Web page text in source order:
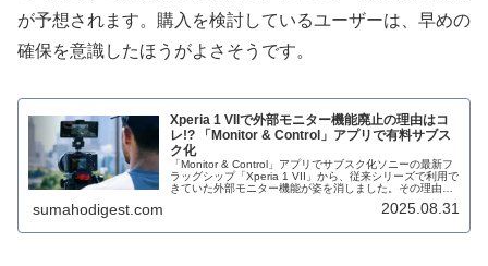
が予想されます。購入を検討しているユーザーは、早めの
確保を意識したほうがよさそうです。
Xperia 1 VIIで外部モニター機能廃止の理由はコ
レ!? 「Monitor & Control」アプリで有料サブス
ク化
「Monitor & Control」アプリでサブスク化ソニーの最新フ
ラッグシップ「Xperia 1 VII」から、従来シリーズで利用で
きていた外部モニター機能が姿を消しました。その理由が
sumahodigest.com 2025.08.31